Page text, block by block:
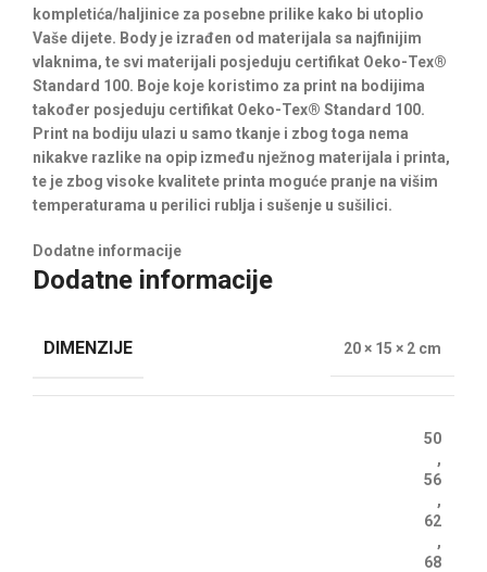
kompletića/haljinice za posebne prilike kako bi utoplio
Vaše dijete. Body je izrađen od materijala sa najfinijim
vlaknima, te svi materijali posjeduju certifikat Oeko-Tex®
Standard 100. Boje koje koristimo za print na bodijima
također posjeduju certifikat Oeko-Tex® Standard 100.
Print na bodiju ulazi u samo tkanje i zbog toga nema
nikakve razlike na opip između nježnog materijala i printa,
te je zbog visoke kvalitete printa moguće pranje na višim
temperaturama u perilici rublja i sušenje u sušilici.
Dodatne informacije
Dodatne informacije
DIMENZIJE 20 × 15 × 2 cm
50
,
56
,
62
,
68